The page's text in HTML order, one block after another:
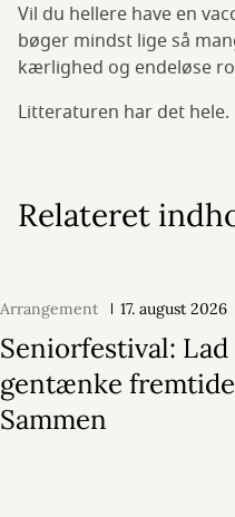
Vil du hellere have en
bøger mindst lige så
kærlighed og endeløse
Litteraturen har det hele.
Relateret
Arrangement 17. august 2026
Seniorfestival: Lad
gentænke
Sammen